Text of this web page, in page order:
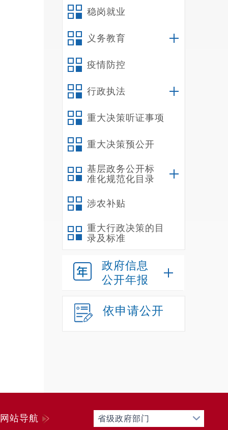
稳岗就业
义务教育
疫情防控
行政执法
重大决策听证事项
重大决策预公开
基层政务公开标
准化规范化目录
涉农补贴
重大行政决策的目
录及标准
政府信息
公开年报
依申请公开
网站导航 省级政府部门